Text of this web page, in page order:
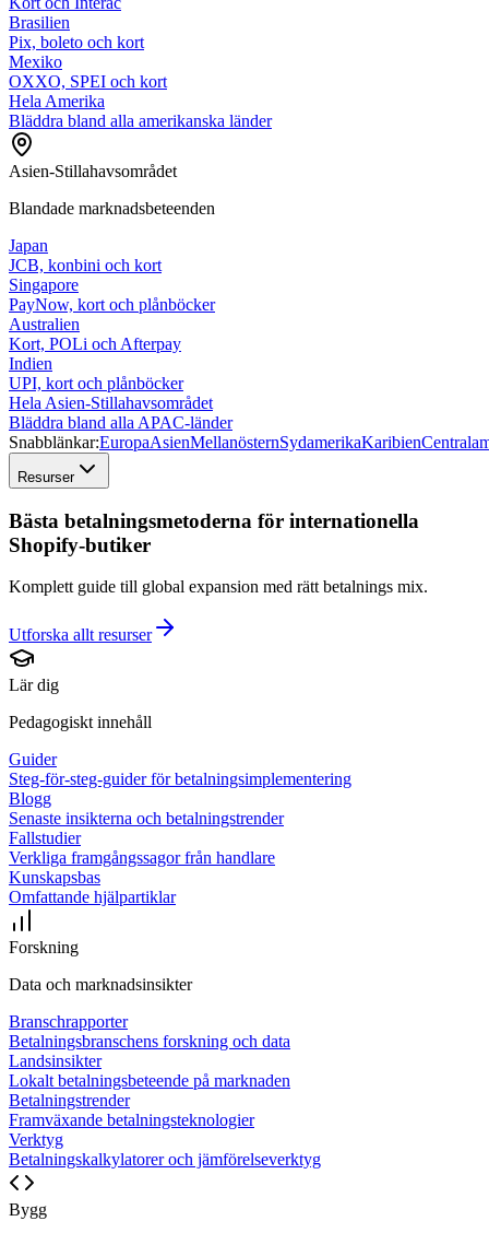
Brasilien
Pix, boleto och kort
Mexiko
OXXO, SPEI och kort
Hela Amerika
Bläddra bland alla amerikanska länder
Asien-Stillahavsområdet
Blandade marknadsbeteenden
Japan
JCB, konbini och kort
Singapore
PayNow, kort och plånböcker
Australien
Kort, POLi och Afterpay
Indien
UPI, kort och plånböcker
Hela Asien-Stillahavsområdet
Bläddra bland alla APAC-länder
Snabblänkar:EuropaAsienMellanösternSydamerikaKaribien
Resurser
Bästa betalningsmetoderna för internationella
Shopify-butiker
Komplett guide till global expansion med rätt betalnings mix.
Utforska allt resurser
Lär dig
Pedagogiskt innehåll
Guider
Steg-för-steg-guider för betalningsimplementering
Blogg
Senaste insikterna och betalningstrender
Fallstudier
Verkliga framgångssagor från handlare
Kunskapsbas
Omfattande hjälpartiklar
Forskning
Data och marknadsinsikter
Branschrapporter
Betalningsbranschens forskning och data
Landsinsikter
Lokalt betalningsbeteende på marknaden
Betalningstrender
Framväxande betalningsteknologier
Verktyg
Betalningskalkylatorer och jämförelseverktyg
Bygg